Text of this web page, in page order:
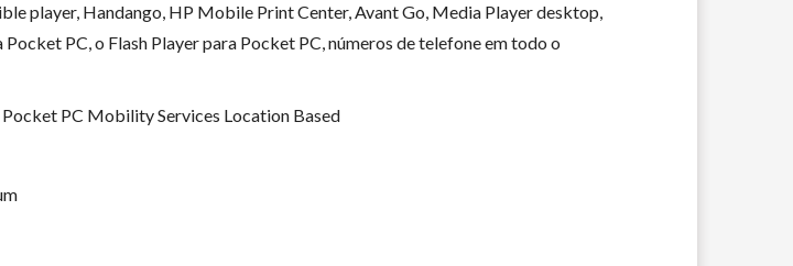
player, Handango, HP Mobile Print Center, Avant Go, Media Player desktop,
PC, o Flash Player para Pocket PC, números de telefone em todo o
PC Mobility Services Location Based